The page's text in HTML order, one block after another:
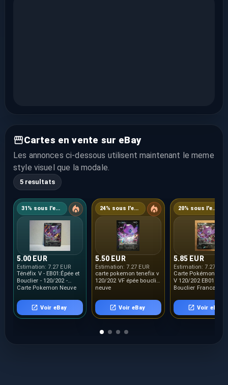
Cartes en vente sur eBay
Les annonces ci-dessous utilisent maintenant le meme
style visuel que la modale.
5 resultats
31% sous l'estimation
5.00 EUR
Estimation: 7.27 EUR
Ténéfix V - EB01:Épée et
Bouclier - 120/202 -
Carte Pokemon Neuve
Voir eBay
24% sous l'estimation
5.50 EUR
Estimation: 7.27 EUR
carte pokemon tenefix v
120/202 VF épée bouclier
neuve
Voir eBay
20% sous l'estimation
5.85 EUR
Estimation: 7.27 EUR
Carte Pokémon
V 120/202 EB01
Bouclier Français
Voir eBay